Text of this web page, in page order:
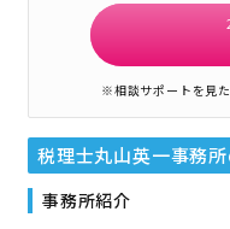
※相談サポートを見
税理士丸山英一事務所
事務所紹介